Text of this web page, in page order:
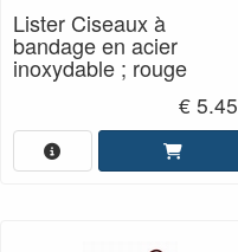
Lister Ciseaux à
bandage en acier
inoxydable ; rouge
€ 5.45